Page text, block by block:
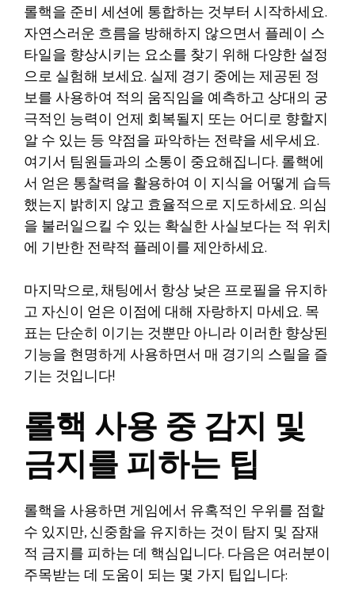
롤핵을 준비 세션에 통합하는 것부터 시작하세요.
자연스러운 흐름을 방해하지 않으면서 플레이 스
타일을 향상시키는 요소를 찾기 위해 다양한 설정
으로 실험해 보세요. 실제 경기 중에는 제공된 정
보를 사용하여 적의 움직임을 예측하고 상대의 궁
극적인 능력이 언제 회복될지 또는 어디로 향할지
알 수 있는 등 약점을 파악하는 전략을 세우세요.
여기서 팀원들과의 소통이 중요해집니다. 롤핵에
서 얻은 통찰력을 활용하여 이 지식을 어떻게 습득
했는지 밝히지 않고 효율적으로 지도하세요. 의심
을 불러일으킬 수 있는 확실한 사실보다는 적 위치
에 기반한 전략적 플레이를 제안하세요.
마지막으로, 채팅에서 항상 낮은 프로필을 유지하
고 자신이 얻은 이점에 대해 자랑하지 마세요. 목
표는 단순히 이기는 것뿐만 아니라 이러한 향상된
기능을 현명하게 사용하면서 매 경기의 스릴을 즐
기는 것입니다!
롤핵 사용 중 감지 및
금지를 피하는 팁
롤핵을 사용하면 게임에서 유혹적인 우위를 점할
수 있지만, 신중함을 유지하는 것이 탐지 및 잠재
적 금지를 피하는 데 핵심입니다. 다음은 여러분이
주목받는 데 도움이 되는 몇 가지 팁입니다: